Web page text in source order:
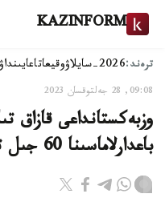
KAZINFORM
ترەند:2026-سايلاۋ وقيعا
09:08, 28 جەلتوقسان 2023
وزبەكستانداعى قازاق
باعدارلاماسىنا 60 جىل تولدى